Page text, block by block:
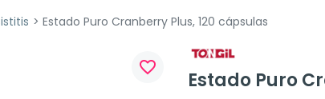
Estado Puro Cranberry Plus, 120 cápsulas
favorite_border
Estado Puro